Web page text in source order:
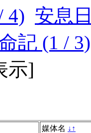
4) 安息
記 (1 / 3)
示]
媒体名 ↓ ↑